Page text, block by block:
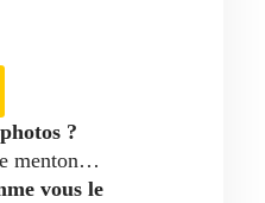
?
menton…
vous le